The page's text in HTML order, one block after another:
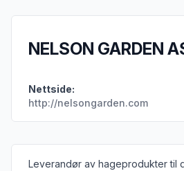
NELSON GARDEN
Nettside:
http://nelsongarden.com
Informasjon om leverandøren
Leverandør av hageprodukter til